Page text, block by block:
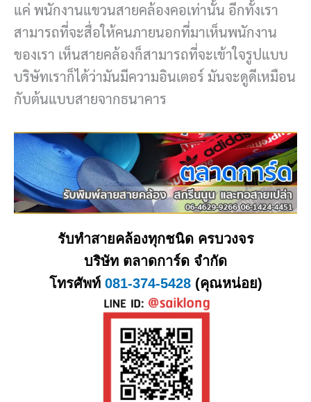
แค่ พนักงานแขวนสายคล้องคอเท่านั้น อีกทั้งเรา
สามารถที่จะสื่อให้คนภายนอกที่มาเห็นพนักงาน
ของเรา เห็นสายคล้องก็สามารถที่จะเข้าใจรูปแบบ
บริษัทเราก็ได้ว่ามันมีความอินเตอร์ มันจะดูดีเหมือน
กับต้นแบบสายจากธนาคาร
รับทำสายคล้องทุกชนิด ครบวงจร
บริษัท ตลาดการ์ด จำกัด
โทรศัพท์ 081-374-5428 (คุณหน่อย)